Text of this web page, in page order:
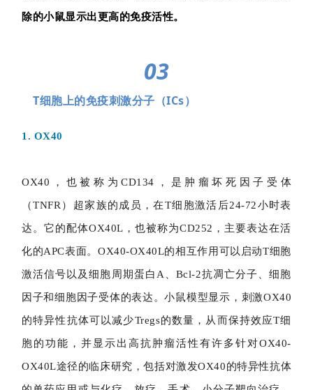
除的小鼠显示出更高的免疫活性。
03
T细胞上的免疫刺激分子（ICs）
1. OX40
OX40，也被称为CD134，是肿瘤坏死因子受体
（TNFR）超家族的成员，在T细胞激活后24-72小时表
达。它的配体OX40L，也被称为CD252，主要表达在活
化的APC表面。OX40-OX40L的相互作用可以启动T细胞
激活信号以及细胞周期蛋白A、Bcl-2抗凋亡分子、细胞
因子和细胞因子受体的表达。小鼠模型显示，刺激OX40
的特异性抗体可以减少Tregs的数量，从而保持效应T细
胞的功能，并显示出高抗肿瘤活性有许多针对OX40-
OX40L途径的临床研究，包括对激发OX40的特异性抗体